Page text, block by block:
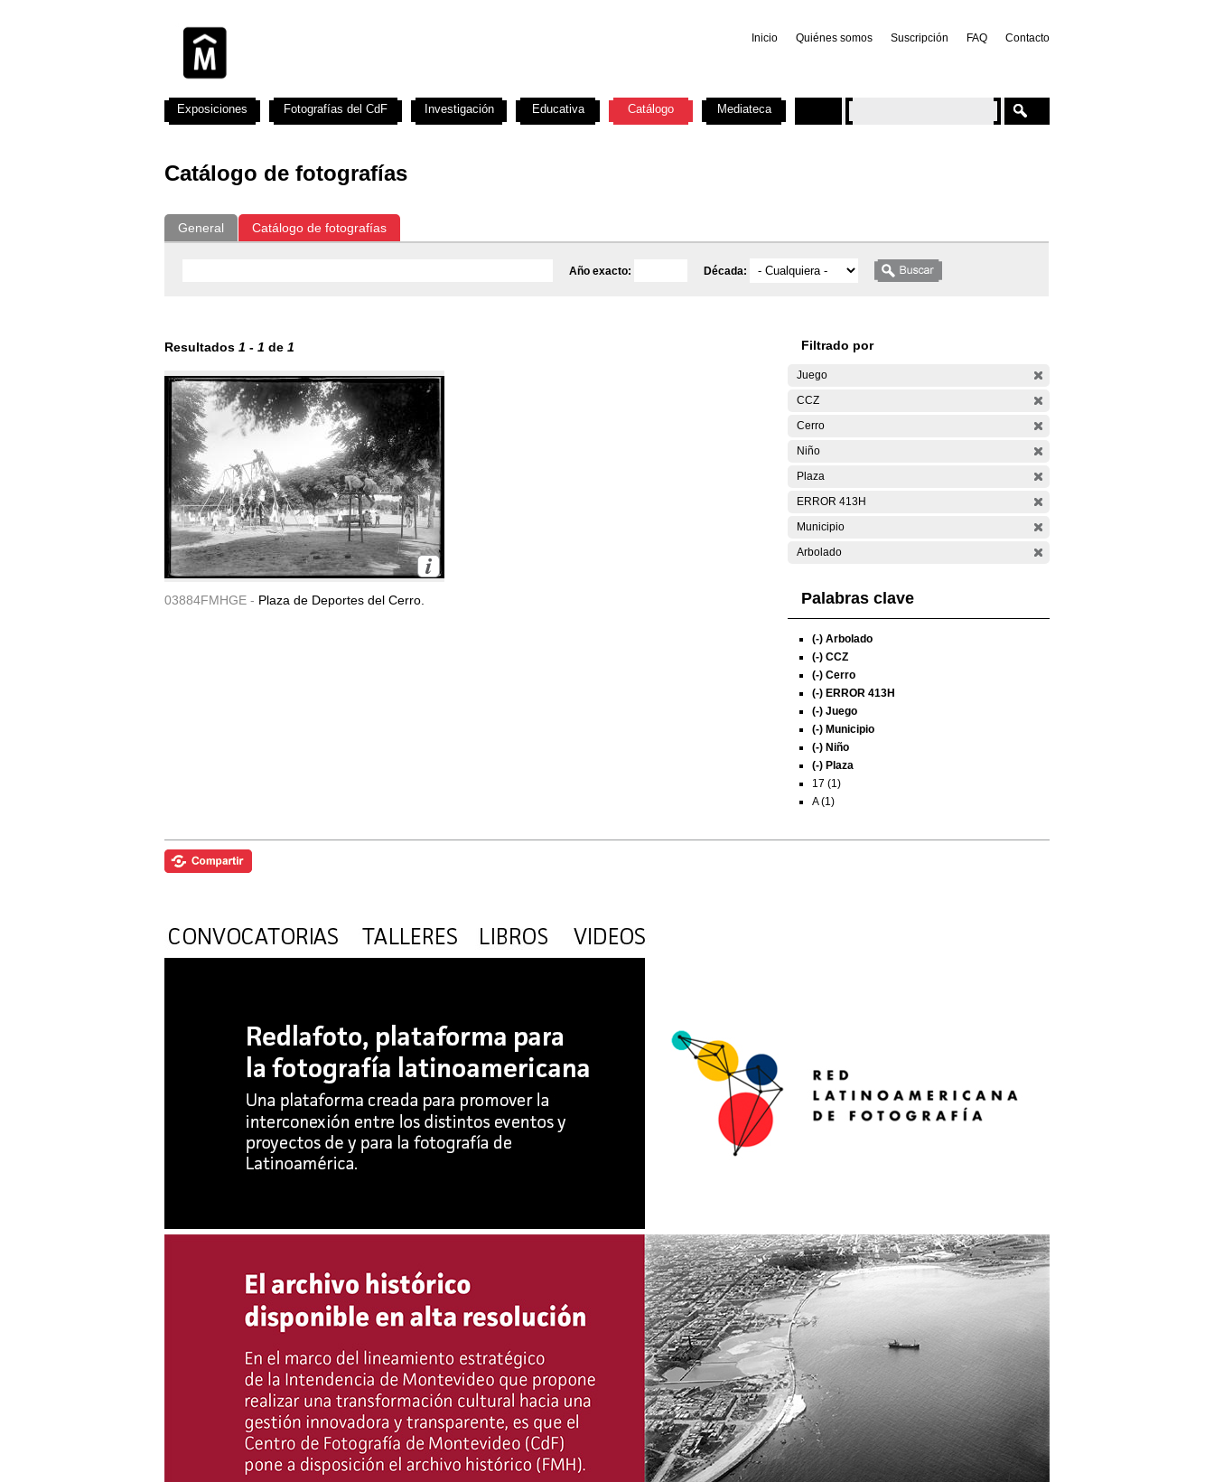
Inicio Quiénes somos Suscripción FAQ Contacto
Catálogo de fotografías
General Catálogo de fotografías
Año exacto: Década:
Resultados 1 - 1 de 1
03884FMHGE - Plaza de Deportes del Cerro.
Filtrado por
Juego
CCZ
Cerro
Niño
Plaza
ERROR 413H
Municipio
Arbolado
Palabras clave
(-) Arbolado
(-) CCZ
(-) Cerro
(-) ERROR 413H
(-) Juego
(-) Municipio
(-) Niño
(-) Plaza
17 (1)
A (1)
Exposiciones Fotografías del CdF Investigación Educativa Catálogo Mediateca